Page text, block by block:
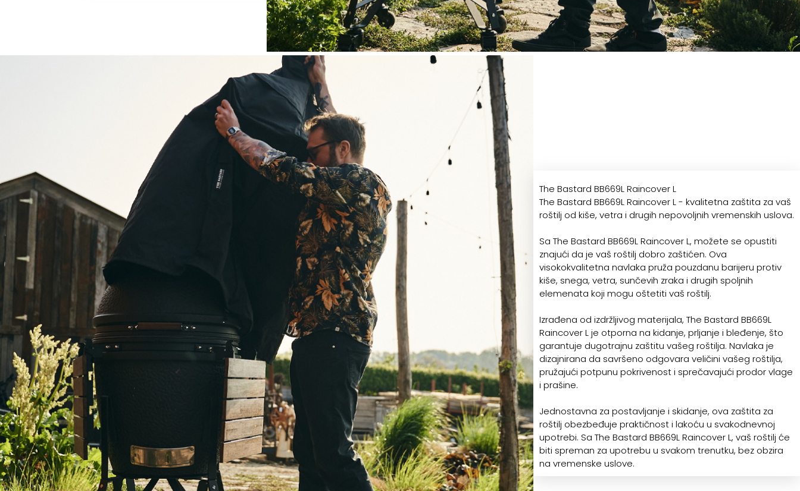
The Bastard BB669L Raincover L
The Bastard BB669L Raincover L - kvalitetna zaštita za vaš
roštilj od kiše, vetra i drugih nepovoljnih vremenskih uslova.
Sa The Bastard BB669L Raincover L, možete se opustiti
znajući da je vaš roštilj dobro zaštićen. Ova
visokokvalitetna navlaka pruža pouzdanu barijeru protiv
kiše, snega, vetra, sunčevih zraka i drugih spoljnih
elemenata koji mogu oštetiti vaš roštilj.
Izrađena od izdržljivog materijala, The Bastard BB669L
Raincover L je otporna na kidanje, prljanje i bleđenje, što
garantuje dugotrajnu zaštitu vašeg roštilja. Navlaka je
dizajnirana da savršeno odgovara veličini vašeg roštilja,
pružajući potpunu pokrivenost i sprečavajući prodor vlage
i prašine.
Jednostavna za postavljanje i skidanje, ova zaštita za
roštilj obezbeđuje praktičnost i lakoću u svakodnevnoj
upotrebi. Sa The Bastard BB669L Raincover L, vaš roštilj će
biti spreman za upotrebu u svakom trenutku, bez obzira
na vremenske uslove.